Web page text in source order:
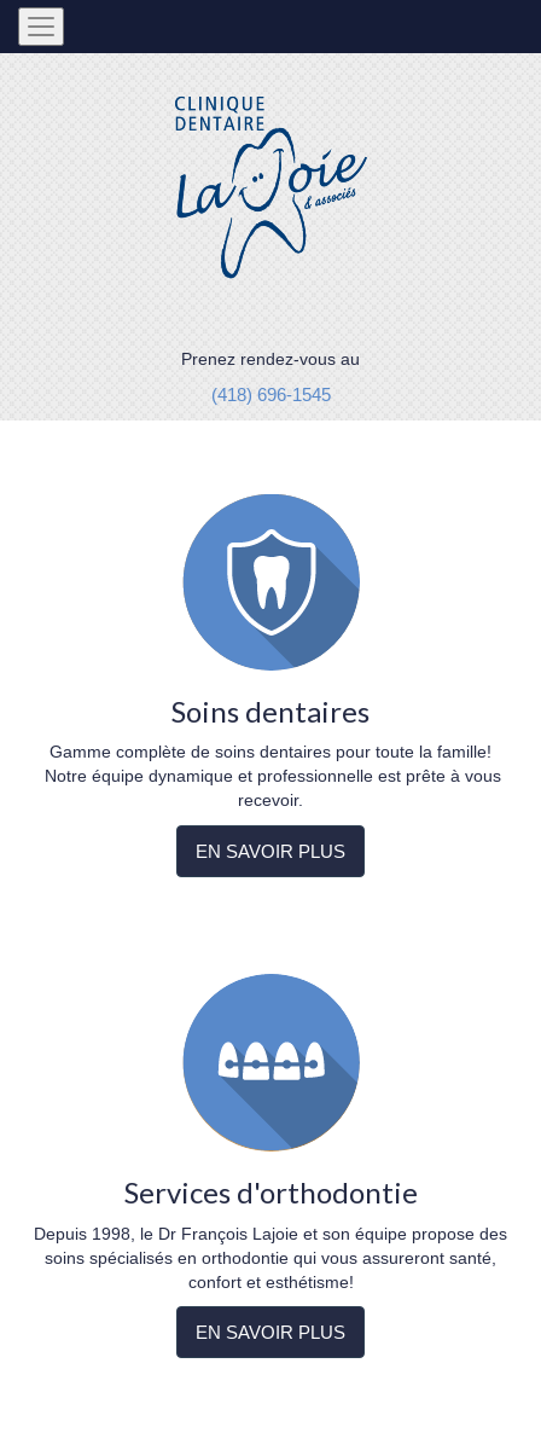
Prenez rendez-vous au
(418) 696-1545
Soins dentaires
Gamme complète de soins dentaires pour toute la famille!
Notre équipe dynamique et professionnelle est prête à vous
recevoir.
EN SAVOIR PLUS
Services d'orthodontie
Depuis 1998, le Dr François Lajoie et son équipe propose des
soins spécialisés en orthodontie qui vous assureront santé,
confort et esthétisme!
EN SAVOIR PLUS